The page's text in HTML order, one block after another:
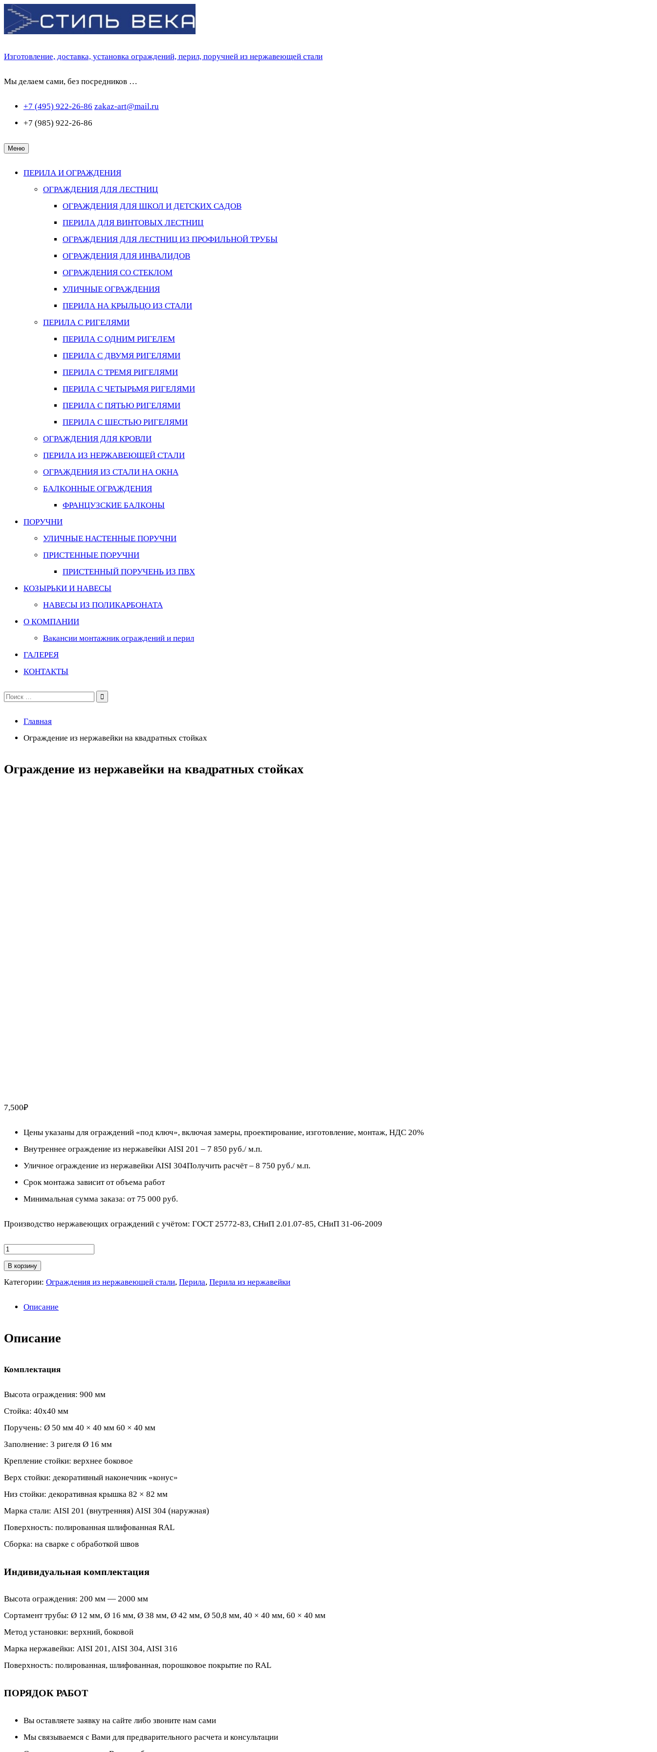
Перейти
к
Изготовление, доставка, установка ограждений, перил, поручней из нержавеющей стали
Мы делаем сами, без посредников …
+7 (495) 922-26-86 zakaz-art@mail.ru
+7 (985) 922-26-86
Меню
ПЕРИЛА И ОГРАЖДЕНИЯ
ОГРАЖДЕНИЯ ДЛЯ ЛЕСТНИЦ
ОГРАЖДЕНИЯ ДЛЯ ШКОЛ И ДЕТСКИХ САДОВ
ПЕРИЛА ДЛЯ ВИНТОВЫХ ЛЕСТНИЦ
ОГРАЖДЕНИЯ ДЛЯ ЛЕСТНИЦ ИЗ ПРОФИЛЬНОЙ ТРУБЫ
ОГРАЖДЕНИЯ ДЛЯ ИНВАЛИДОВ
ОГРАЖДЕНИЯ СО СТЕКЛОМ
УЛИЧНЫЕ ОГРАЖДЕНИЯ
ПЕРИЛА НА КРЫЛЬЦО ИЗ СТАЛИ
ПЕРИЛА С РИГЕЛЯМИ
ПЕРИЛА С ОДНИМ РИГЕЛЕМ
ПЕРИЛА С ДВУМЯ РИГЕЛЯМИ
ПЕРИЛА С ТРЕМЯ РИГЕЛЯМИ
ПЕРИЛА С ЧЕТЫРЬМЯ РИГЕЛЯМИ
ПЕРИЛА С ПЯТЬЮ РИГЕЛЯМИ
ПЕРИЛА С ШЕСТЬЮ РИГЕЛЯМИ
ОГРАЖДЕНИЯ ДЛЯ КРОВЛИ
ПЕРИЛА ИЗ НЕРЖАВЕЮЩЕЙ СТАЛИ
ОГРАЖДЕНИЯ ИЗ СТАЛИ НА ОКНА
БАЛКОННЫЕ ОГРАЖДЕНИЯ
ФРАНЦУЗСКИЕ БАЛКОНЫ
ПОРУЧНИ
УЛИЧНЫЕ НАСТЕННЫЕ ПОРУЧНИ
ПРИСТЕННЫЕ ПОРУЧНИ
ПРИСТЕННЫЙ ПОРУЧЕНЬ ИЗ ПВХ
КОЗЫРЬКИ И НАВЕСЫ
НАВЕСЫ ИЗ ПОЛИКАРБОНАТА
О КОМПАНИИ
Вакансии монтажник ограждений и перил
ГАЛЕРЕЯ
КОНТАКТЫ
Поиск
Главная
Ограждение из нержавейки на квадратных стойках
Ограждение из нержавейки на квадратных стойках
7,500₽
Цены указаны для ограждений «под ключ», включая замеры, проектирование, изготовление, монтаж, НДС 20%
Внутреннее ограждение из нержавейки AISI 201 – 7 850 руб./ м.п.
Уличное ограждение из нержавейки AISI 304Получить расчёт – 8 750 руб./ м.п.
Срок монтажа зависит от объема работ
Минимальная сумма заказа: от 75 000 руб.
Производство нержавеющих ограждений с учётом: ГОСТ 25772-83, СНиП 2.01.07-85, СНиП 31-06-2009
Количество
товара
Ограждение
стойках
В корзину
Категории: Ограждения из нержавеющей стали, Перила, Перила из нержавейки
Описание
Описание
Комплектация
Высота ограждения: 900 мм
Стойка: 40х40 мм
Поручень: Ø 50 мм 40 × 40 мм 60 × 40 мм
Заполнение: 3 ригеля Ø 16 мм
Крепление стойки: верхнее боковое
Верх стойки: декоративный наконечник «конус»
Низ стойки: декоративная крышка 82 × 82 мм
Марка стали: AISI 201 (внутренняя) AISI 304 (наружная)
Поверхность: полированная шлифованная RAL
Сборка: на сварке с обработкой швов
Индивидуальная комплектация
Высота ограждения: 200 мм — 2000 мм
Сортамент трубы: Ø 12 мм, Ø 16 мм, Ø 38 мм, Ø 42 мм, Ø 50,8 мм, 40 × 40 мм, 60 × 40 мм
Метод установки: верхний, боковой
Марка нержавейки: AISI 201, AISI 304, AISI 316
Поверхность: полированная, шлифованная, порошковое покрытие по RAL
ПОРЯДОК РАБОТ
Вы оставляете заявку на сайте либо звоните нам сами
Мы связываемся с Вами для предварительного расчета и консультации